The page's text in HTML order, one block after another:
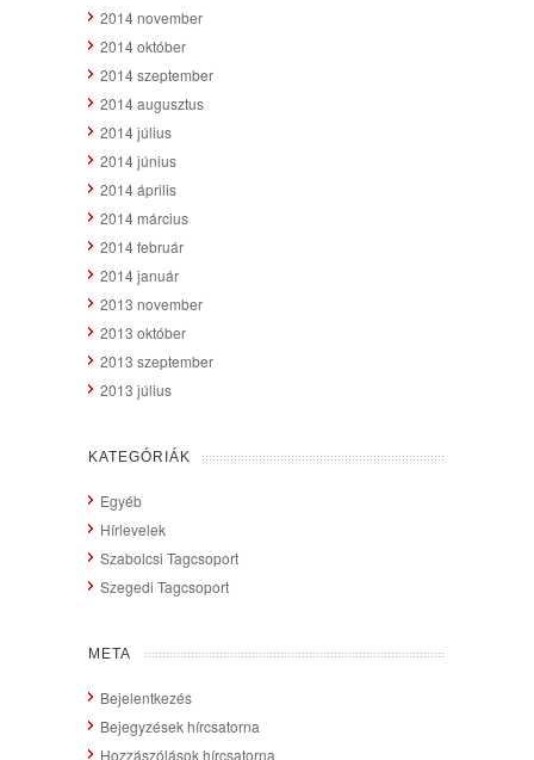
2014 november
2014 október
2014 szeptember
2014 augusztus
2014 július
2014 június
2014 április
2014 március
2014 február
2014 január
2013 november
2013 október
2013 szeptember
2013 július
KATEGÓRIÁK
Egyéb
Hírlevelek
Szabolcsi Tagcsoport
Szegedi Tagcsoport
META
Bejelentkezés
Bejegyzések hírcsatorna
Hozzászólások hírcsatorna